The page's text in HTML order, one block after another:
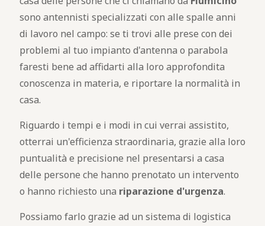
sono antennisti specializzati con alle spalle anni
di lavoro nel campo: se ti trovi alle prese con dei
problemi al tuo impianto d'antenna o parabola
faresti bene ad affidarti alla loro approfondita
conoscenza in materia, e riportare la normalità in
casa.
Riguardo i tempi e i modi in cui verrai assistito,
otterrai un'efficienza straordinaria, grazie alla loro
puntualità e precisione nel presentarsi a casa
delle persone che hanno prenotato un intervento
o hanno richiesto una riparazione d'urgenza.
Possiamo farlo grazie ad un sistema di logistica